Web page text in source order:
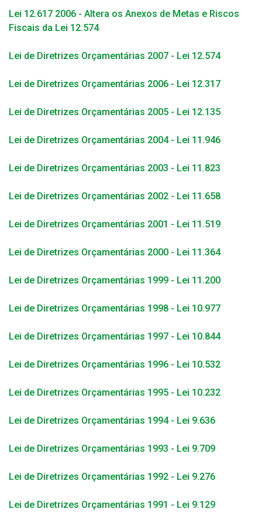
Lei 12.617 2006 - Altera os Anexos de Metas e Riscos
Fiscais da Lei 12.574
Lei de Diretrizes Orçamentárias 2007 - Lei 12.574
Lei de Diretrizes Orçamentárias 2006 - Lei 12.317
Lei de Diretrizes Orçamentárias 2005 - Lei 12.135
Lei de Diretrizes Orçamentárias 2004 - Lei 11.946
Lei de Diretrizes Orçamentárias 2003 - Lei 11.823
Lei de Diretrizes Orçamentárias 2002 - Lei 11.658
Lei de Diretrizes Orçamentárias 2001 - Lei 11.519
Lei de Diretrizes Orçamentárias 2000 - Lei 11.364
Lei de Diretrizes Orçamentárias 1999 - Lei 11.200
Lei de Diretrizes Orçamentárias 1998 - Lei 10.977
Lei de Diretrizes Orçamentárias 1997 - Lei 10.844
Lei de Diretrizes Orçamentárias 1996 - Lei 10.532
Lei de Diretrizes Orçamentárias 1995 - Lei 10.232
Lei de Diretrizes Orçamentárias 1994 - Lei 9.636
Lei de Diretrizes Orçamentárias 1993 - Lei 9.709
Lei de Diretrizes Orçamentárias 1992 - Lei 9.276
Lei de Diretrizes Orçamentárias 1991 - Lei 9.129